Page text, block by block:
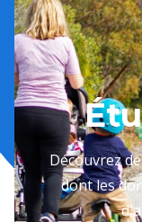
Découvrez
dont les